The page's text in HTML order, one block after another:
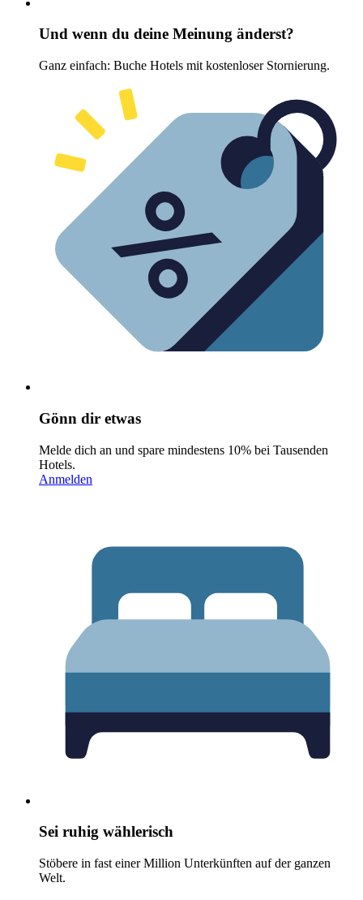
Und wenn du deine Meinung änderst?
Ganz einfach: Buche Hotels mit kostenloser Stornierung.
Gönn dir etwas
Melde dich an und spare mindestens 10% bei Tausenden
Hotels.
Anmelden
Sei ruhig wählerisch
Stöbere in fast einer Million Unterkünften auf der ganzen
Welt.